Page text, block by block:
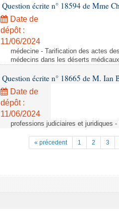
Question écrite n° 18594 de Mme
Date de
dépôt :
11/06/2024
médecine - Tarification des actes
médecins dans les déserts médicaux
Question écrite n° 18665 de M. Ian
Date de
dépôt :
11/06/2024
professions judiciaires et juridiques
« précedent 1 2 3